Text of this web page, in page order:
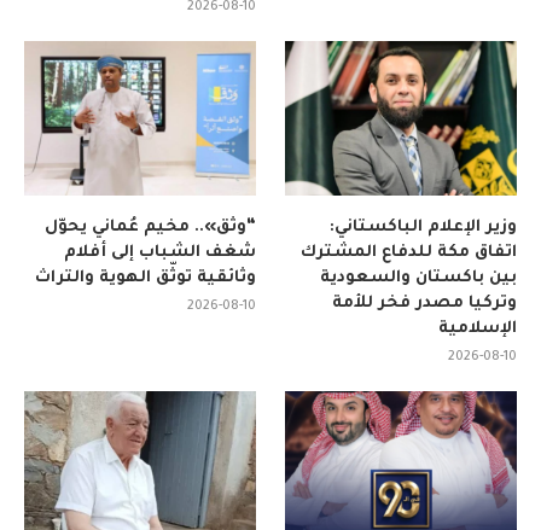
“وثّق».. مخيم عُماني يحوّل
شغف الشباب إلى أفلام
وثائقية توثّق الهوية والتراث
وزير الإعلام الباكستاني:
اتفاق مكة للدفاع المشترك
بين باكستان والسعودية
وتركيا مصدر فخر للأمة
الإسلامية